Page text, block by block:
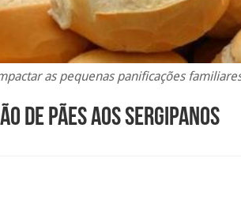
as pequenas panificações familiares"
de pães aos sergipanos